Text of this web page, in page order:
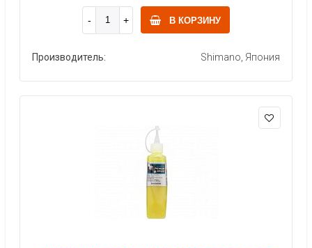
В КОРЗИНУ
Производитель: Shimano, Япония